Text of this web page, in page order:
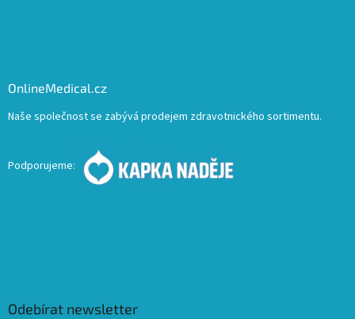
OnlineMedical.cz
Naše společnost se zabývá prodejem zdravotnického sortimentu.
Podporujeme:
Odebírat newsletter